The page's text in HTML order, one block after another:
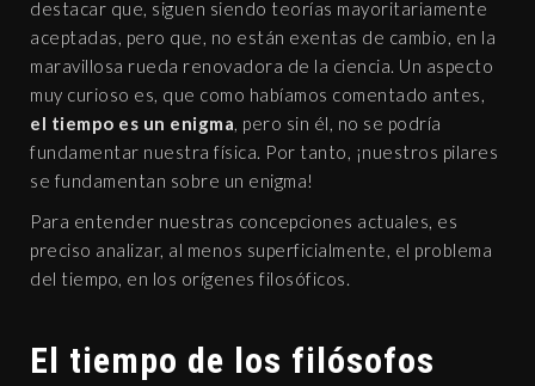
destacar que, siguen siendo teorías mayoritariamente
aceptadas, pero que, no están exentas de cambio, en la
maravillosa rueda renovadora de la ciencia. Un aspecto
muy curioso es, que como habíamos comentado antes,
el tiempo es un enigma, pero sin él, no se podría
fundamentar nuestra física. Por tanto, ¡nuestros pilares
se fundamentan sobre un enigma!
Para entender nuestras concepciones actuales, es
preciso analizar, al menos superficialmente, el problema
del tiempo, en los orígenes filosóficos.
El tiempo de los filósofos